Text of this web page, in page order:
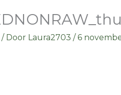
/ Door Laura2703 / 6